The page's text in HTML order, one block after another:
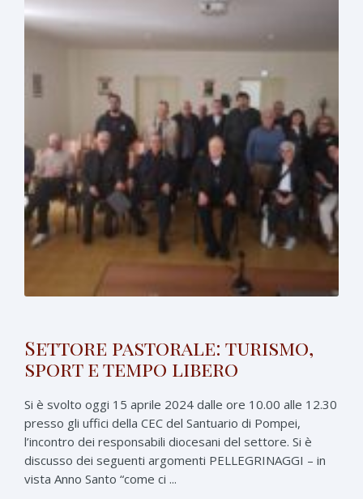
Settore pastorale: turismo,
sport e tempo libero
Si è svolto oggi 15 aprile 2024 dalle ore 10.00 alle 12.30
presso gli uffici della CEC del Santuario di Pompei,
l’incontro dei responsabili diocesani del settore. Si è
discusso dei seguenti argomenti PELLEGRINAGGI – in
vista Anno Santo “come ci ...